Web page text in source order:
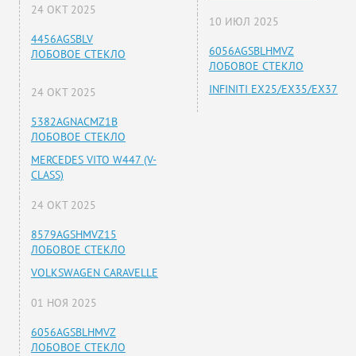
24 ОКТ 2025
4456AGSBLV
ЛОБОВОЕ СТЕКЛО
24 ОКТ 2025
5382AGNACMZ1B
ЛОБОВОЕ СТЕКЛО
MERCEDES VITO W447 (V-
CLASS)
24 ОКТ 2025
8579AGSHMVZ15
ЛОБОВОЕ СТЕКЛО
VOLKSWAGEN CARAVELLE
01 НОЯ 2025
6056AGSBLHMVZ
ЛОБОВОЕ СТЕКЛО
10 ИЮЛ 2025
6056AGSBLHMVZ
ЛОБОВОЕ СТЕКЛО
INFINITI EX25/EX35/EX37